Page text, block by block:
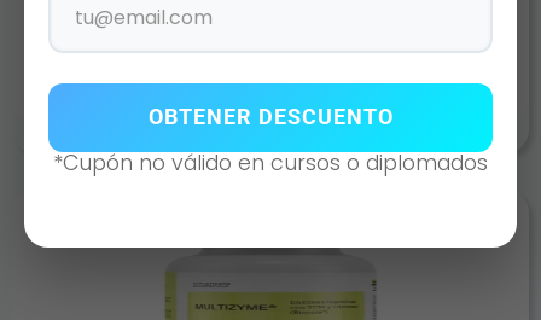
AÑADIR AL CARRITO
OBTENER DESCUENTO
*Cupón no válido en cursos o diplomados